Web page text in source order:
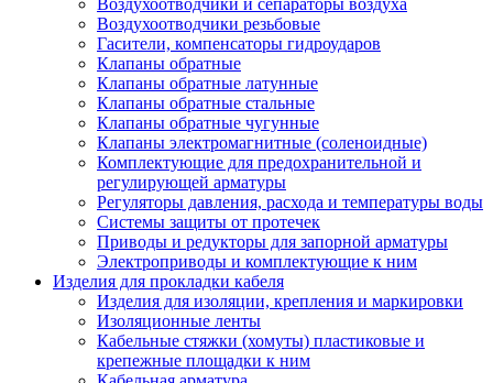
Воздухоотводчики и сепараторы воздуха
Воздухоотводчики резьбовые
Гасители, компенсаторы гидроударов
Клапаны обратные
Клапаны обратные латунные
Клапаны обратные стальные
Клапаны обратные чугунные
Клапаны электромагнитные (соленоидные)
Комплектующие для предохранительной и
регулирующей арматуры
Регуляторы давления, расхода и температуры воды
Системы защиты от протечек
Приводы и редукторы для запорной арматуры
Электроприводы и комплектующие к ним
Изделия для прокладки кабеля
Изделия для изоляции, крепления и маркировки
Изоляционные ленты
Кабельные стяжки (хомуты) пластиковые и
крепежные площадки к ним